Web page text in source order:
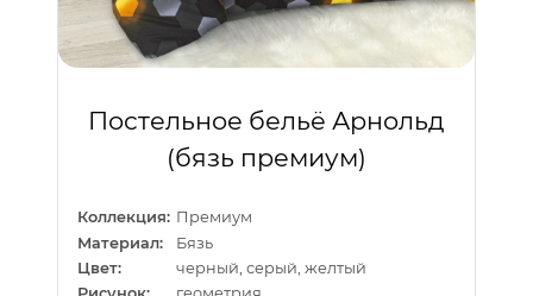
Постельное бельё Арнольд
(бязь премиум)
Коллекция: Премиум
Материал:
Бязь
Цвет:
черный, серый, желтый